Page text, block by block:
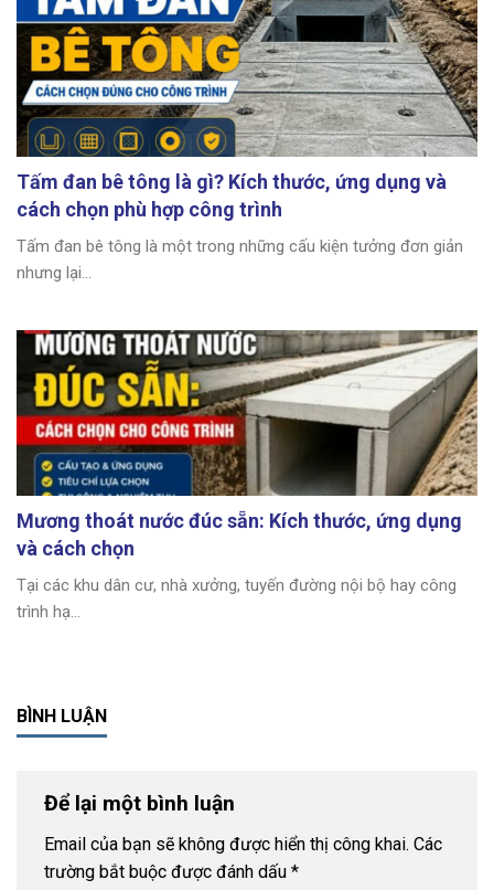
Tấm đan bê tông là gì? Kích thước, ứng dụng và
cách chọn phù hợp công trình
Tấm đan bê tông là một trong những cấu kiện tưởng đơn giản
nhưng lại...
Mương thoát nước đúc sẵn: Kích thước, ứng dụng
và cách chọn
Tại các khu dân cư, nhà xưởng, tuyến đường nội bộ hay công
trình hạ...
BÌNH LUẬN
Để lại một bình luận
Email của bạn sẽ không được hiển thị công khai. Các
trường bắt buộc được đánh dấu *